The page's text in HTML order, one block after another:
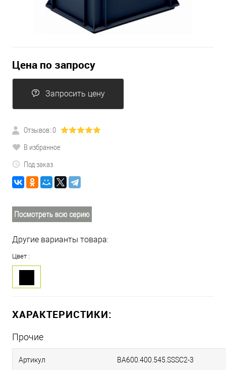
Цена по запросу
Запросить цену
Отзывов: 0
В избранное
Под заказ
Другие варианты товара:
Цвет :
ХАРАКТЕРИСТИКИ:
Прочие
Артикул BA600.400.545.SSSC2-3